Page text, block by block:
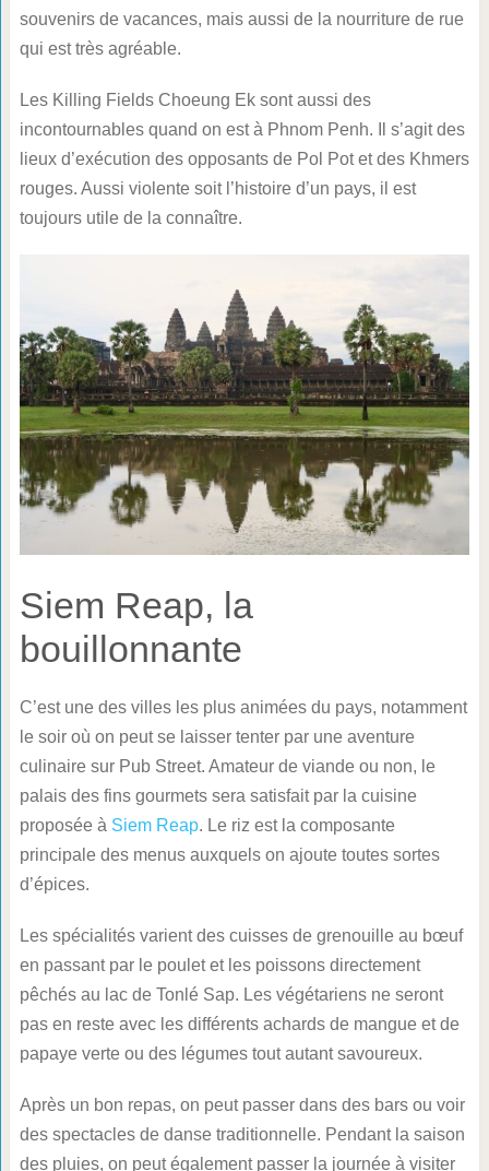
souvenirs de vacances, mais aussi de la nourriture de rue
qui est très agréable.
Les Killing Fields Choeung Ek sont aussi des
incontournables quand on est à Phnom Penh. Il s’agit des
lieux d’exécution des opposants de Pol Pot et des Khmers
rouges. Aussi violente soit l’histoire d’un pays, il est
toujours utile de la connaître.
Siem Reap, la
bouillonnante
C’est une des villes les plus animées du pays, notamment
le soir où on peut se laisser tenter par une aventure
culinaire sur Pub Street. Amateur de viande ou non, le
palais des fins gourmets sera satisfait par la cuisine
proposée à Siem Reap. Le riz est la composante
principale des menus auxquels on ajoute toutes sortes
d’épices.
Les spécialités varient des cuisses de grenouille au bœuf
en passant par le poulet et les poissons directement
pêchés au lac de Tonlé Sap. Les végétariens ne seront
pas en reste avec les différents achards de mangue et de
papaye verte ou des légumes tout autant savoureux.
Après un bon repas, on peut passer dans des bars ou voir
des spectacles de danse traditionnelle. Pendant la saison
des pluies, on peut également passer la journée à visiter